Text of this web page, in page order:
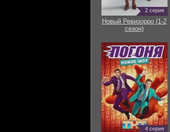
2 серия
Новый Ревизорро (1-2
сезон)
4 серия